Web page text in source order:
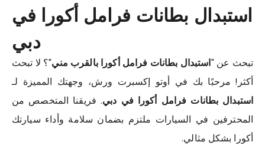
استبدال بطانات فرامل أكورا في
دبي
تبحث عن "استبدال بطانات فرامل أكورا بالقرب مني"؟ لا تبحث
أكثر! مرحبًا بك في أوتو إكسبرت ورش، وجهتك المميزة لـ
استبدال بطانات فرامل أكورا في دبي. فريقنا المتخصص من
المحترفين في السيارات ملتزم بضمان سلامة وأداء سيارتك
أكورا بشكل مثالي.